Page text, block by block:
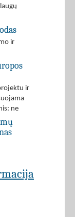
ir
ir
ne